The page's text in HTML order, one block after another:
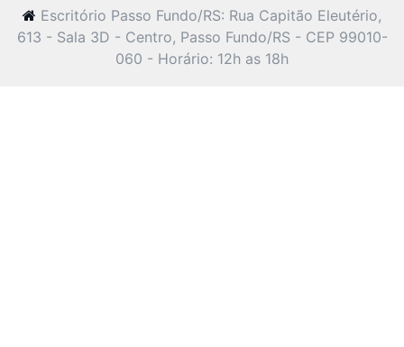
Escritório Passo Fundo/RS: Rua Capitão Eleutério,
613 - Sala 3D - Centro, Passo Fundo/RS - CEP 99010-
060 - Horário: 12h as 18h